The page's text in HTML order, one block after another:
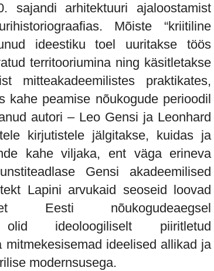
sajandi arhitektuuri ajaloostamist
Mõiste “kriitiline
ideestiku toel uuritakse töös
territooriumina ning käsitletakse
mitteakadeemilistes praktikates,
kahe peamise nõukogude perioodil
autori – Leo Gensi ja Leonhard
kirjutistele jälgitakse, kuidas ja
kahe viljaka, ent väga erineva
Gensi akadeemilised
Lapini arvukaid seoseid loovad
nõukogudeaegsel
olid ideoloogiliselt piiritletud
ideelised allikad ja
modernsusega.